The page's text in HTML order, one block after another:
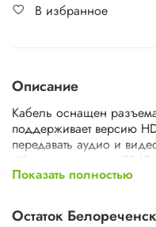
В избранное
Описание
Кабель оснащен
поддерживает версию
передавать аудио и
4K с разрешением
4096x2160, с
Показать полностью
Остаток